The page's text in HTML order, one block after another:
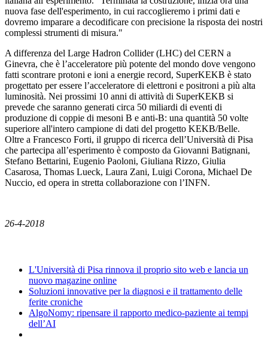
nuova fase dell'esperimento, in cui raccoglieremo i primi dati e
dovremo imparare a decodificare con precisione la risposta dei nostri
complessi strumenti di misura."
A differenza del Large Hadron Collider (LHC) del CERN a
Ginevra, che è l’acceleratore più potente del mondo dove vengono
fatti scontrare protoni e ioni a energie record, SuperKEKB è stato
progettato per essere l’acceleratore di elettroni e positroni a più alta
luminosità. Nei prossimi 10 anni di attività di SuperKEKB si
prevede che saranno generati circa 50 miliardi di eventi di
produzione di coppie di mesoni B e anti-B: una quantità 50 volte
superiore all'intero campione di dati del progetto KEKB/Belle.
Oltre a Francesco Forti, il gruppo di ricerca dell’Università di Pisa
che partecipa all’esperimento è composto da Giovanni Batignani,
Stefano Bettarini, Eugenio Paoloni, Giuliana Rizzo, Giulia
Casarosa, Thomas Lueck, Laura Zani, Luigi Corona, Michael De
Nuccio, ed opera in stretta collaborazione con l’INFN.
26-4-2018
L'Università di Pisa rinnova il proprio sito web e lancia un
nuovo magazine online
Soluzioni innovative per la diagnosi e il trattamento delle
ferite croniche
AlgoNomy: ripensare il rapporto medico-paziente ai tempi
dell’AI